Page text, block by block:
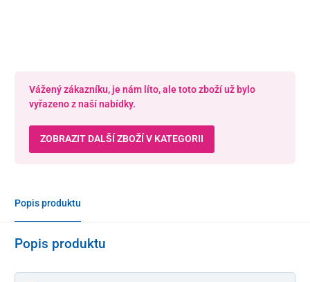
Vážený zákazníku, je nám líto, ale toto zboží už bylo
vyřazeno z naší nabídky.
ZOBRAZIT DALŠÍ ZBOŽÍ V KATEGORII
Popis produktu
Popis produktu